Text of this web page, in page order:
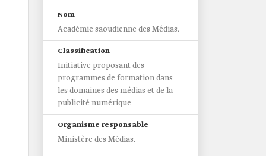
Nom
Académie saoudienne des Médias.
Classification
Initiative proposant des
programmes de formation dans
les domaines des médias et de la
publicité numérique
Organisme responsable
Ministère des Médias.